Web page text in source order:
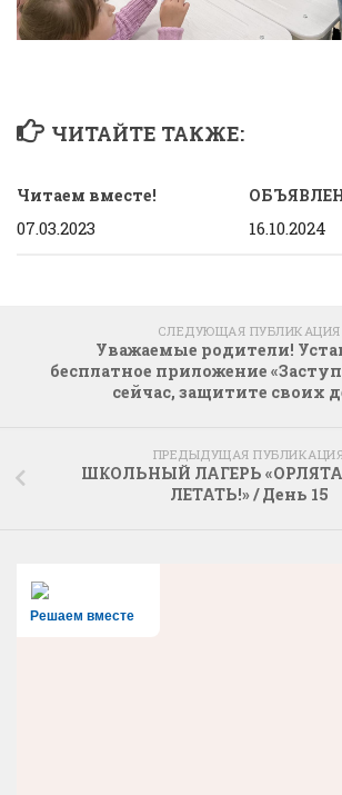
ЧИТАЙТЕ ТАКЖЕ:
Читаем вместе!
07.03.2023 16.10.2024
СЛЕДУЮЩАЯ ПУБЛИКАЦИЯ
Уважаемые родители!
бесплатное приложение
сейчас, защитите своих
ПРЕДЫДУЩАЯ
ШКОЛЬНЫЙ ЛАГЕРЬ
ЛЕТАТЬ!» / День 15
Решаем вместе